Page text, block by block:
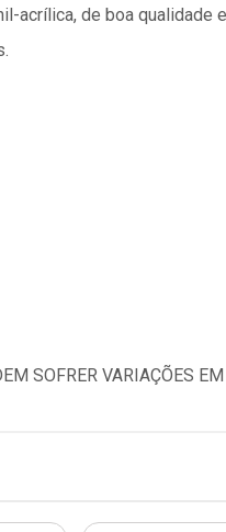
acrílica, de boa
SOFRER VARIAÇÕES